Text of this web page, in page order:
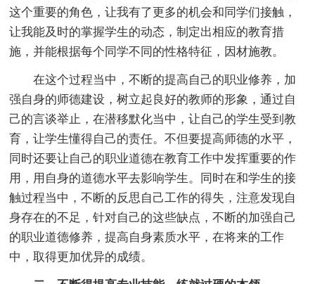
这个重要的角色，让我有了更多的机会和同学们接触，
让我能及时的掌握学生的动态，制定出相应的教育措
施，并能根据每个同学不同的性格特征，因材施教。
在这个过程当中，不断的提高自己的职业修养，加
强自身的师德建设，树立起良好的教师的形象，通过自
己的言谈举止，在潜移默化当中，让自己的学生受到教
育，让学生懂得自己的责任。不但要提高师德的水平，
同时还要让自己的职业道德在教育工作中发挥重要的作
用，用自身的道德水平去影响学生。同时在和学生的接
触过程当中，不断的反思自己工作的得失，注意发现自
身存在的不足，针对自己的这些缺点，不断的加强自己
的职业道德修养，提高自身素质水平，在将来的工作
中，取得更加优异的成绩。